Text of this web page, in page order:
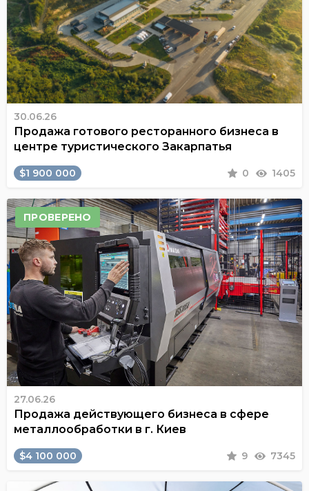
30.06.26
Продажа готового ресторанного бизнеса в
центре туристического Закарпатья
$1 900 000 0 1405
ПРОВЕРЕНО
27.06.26
Продажа действующего бизнеса в сфере
металлообработки в г. Киев
$4 100 000 9 7345